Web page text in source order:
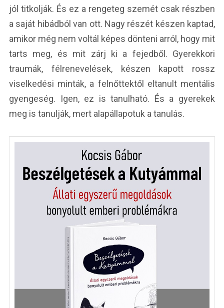
jól titkolják. És ez a rengeteg szemét csak részben
a saját hibádból van ott. Nagy részét készen kaptad,
amikor még nem voltál képes dönteni arról, hogy mit
tarts meg, és mit zárj ki a fejedből. Gyerekkori
traumák, félrenevelések, készen kapott rossz
viselkedési minták, a felnőttektől eltanult mentális
gyengeség. Igen, ez is tanulható. És a gyerekek
meg is tanulják, mert alapállapotuk a tanulás.